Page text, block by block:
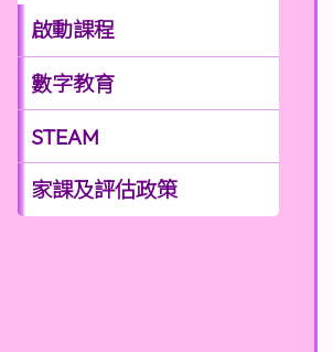
啟動課程
數字教育
STEAM
家課及評估政策